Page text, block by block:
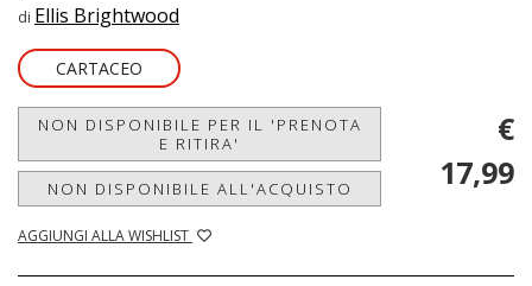
di Ellis Brightwood
CARTACEO
NON DISPONIBILE PER IL 'PRENOTA
E RITIRA'
NON DISPONIBILE ALL'ACQUISTO
AGGIUNGI ALLA WISHLIST
€
17,99